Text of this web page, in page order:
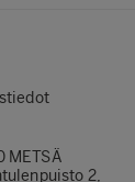
METSÄ
2,